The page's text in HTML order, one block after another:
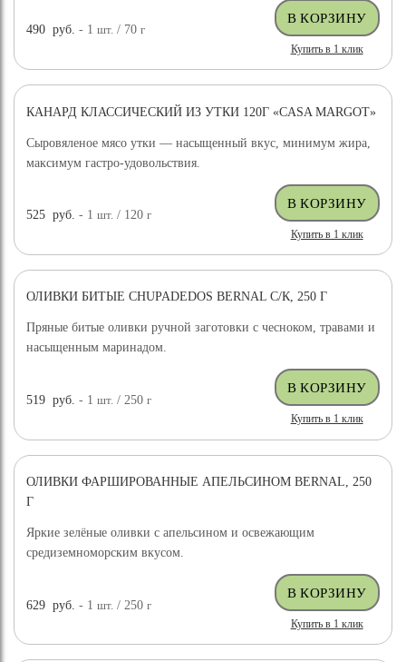
490 руб. - 1шт. / 70г
Купить в 1 клик
КАНАРД КЛАССИЧЕСКИЙ ИЗ УТКИ 120Г «CASA MARGOT»
Сыровяленое мясо утки — насыщенный вкус, минимум жира,
максимум гастро-удовольствия.
525 руб. - 1шт. / 120г
Купить в 1 клик
ОЛИВКИ БИТЫЕ CHUPADEDOS BERNAL С/К, 250 Г
Пряные битые оливки ручной заготовки с чесноком, травами и
насыщенным маринадом.
519 руб. - 1шт. / 250г
Купить в 1 клик
ОЛИВКИ ФАРШИРОВАННЫЕ АПЕЛЬСИНОМ BERNAL, 250
Г
Яркие зелёные оливки с апельсином и освежающим
средиземноморским вкусом.
629 руб. - 1шт. / 250г
Купить в 1 клик